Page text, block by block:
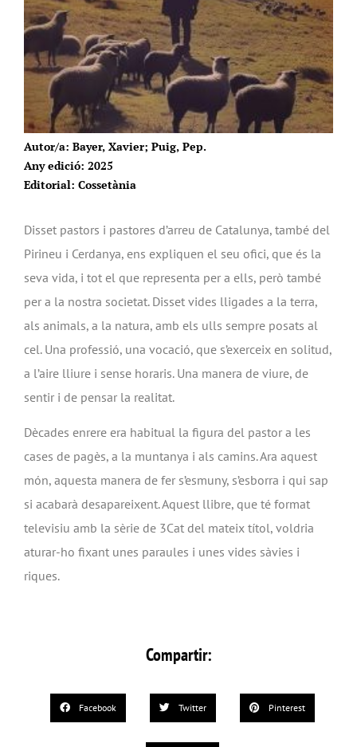
Autor/a: Bayer, Xavier; Puig, Pep.
Any edició: 2025
Editorial: Cossetània
Disset pastors i pastores d’arreu de Catalunya, també del
Pirineu i Cerdanya, ens expliquen el seu ofici, que és la
seva vida, i tot el que representa per a ells, però també
per a la nostra societat. Disset vides lligades a la terra,
als animals, a la natura, amb els ulls sempre posats al
cel. Una professió, una vocació, que s’exerceix en solitud,
a l’aire lliure i sense horaris. Una manera de viure, de
sentir i de pensar la realitat.
Dècades enrere era habitual la figura del pastor a les
cases de pagès, a la muntanya i als camins. Ara aquest
món, aquesta manera de fer s’esmuny, s’esborra i qui sap
si acabarà desapareixent. Aquest llibre, que té format
televisiu amb la sèrie de 3Cat del mateix títol, voldria
aturar-ho fixant unes paraules i unes vides sàvies i
riques.
Compartir:
Facebook Twitter Pinterest